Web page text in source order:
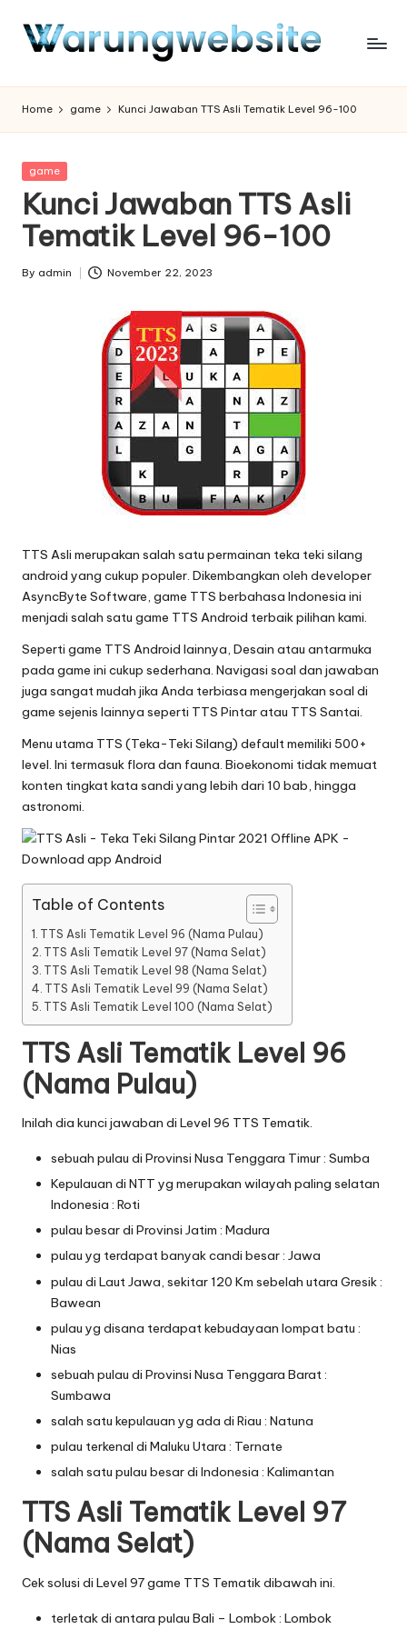
Home game Kunci Jawaban TTS Asli Tematik Level 96-100
Posted
game
Kunci Jawaban TTS Asli
Tematik Level 96-100
Posted
By admin November 22, 2023
TTS Asli merupakan salah satu permainan teka teki silang
android yang cukup populer. Dikembangkan oleh developer
AsyncByte Software, game TTS berbahasa Indonesia ini
menjadi salah satu game TTS Android terbaik pilihan kami.
Seperti game TTS Android lainnya, Desain atau antarmuka
pada game ini cukup sederhana. Navigasi soal dan jawaban
juga sangat mudah jika Anda terbiasa mengerjakan soal di
game sejenis lainnya seperti TTS Pintar atau TTS Santai.
Menu utama TTS (Teka-Teki Silang) default memiliki 500+
level. Ini termasuk flora dan fauna. Bioekonomi tidak memuat
konten tingkat kata sandi yang lebih dari 10 bab, hingga
astronomi.
Table of Contents
TTS Asli Tematik Level 96 (Nama Pulau)
TTS Asli Tematik Level 97 (Nama Selat)
TTS Asli Tematik Level 98 (Nama Selat)
TTS Asli Tematik Level 99 (Nama Selat)
TTS Asli Tematik Level 100 (Nama Selat)
TTS Asli Tematik Level 96
(Nama Pulau)
Inilah dia kunci jawaban di Level 96 TTS Tematik.
sebuah pulau di Provinsi Nusa Tenggara Timur : Sumba
Kepulauan di NTT yg merupakan wilayah paling selatan
Indonesia : Roti
pulau besar di Provinsi Jatim : Madura
pulau yg terdapat banyak candi besar : Jawa
pulau di Laut Jawa, sekitar 120 Km sebelah utara Gresik :
Bawean
pulau yg disana terdapat kebudayaan lompat batu :
Nias
sebuah pulau di Provinsi Nusa Tenggara Barat :
Sumbawa
salah satu kepulauan yg ada di Riau : Natuna
pulau terkenal di Maluku Utara : Ternate
salah satu pulau besar di Indonesia : Kalimantan
TTS Asli Tematik Level 97
(Nama Selat)
Cek solusi di Level 97 game TTS Tematik dibawah ini.
terletak di antara pulau Bali – Lombok : Lombok